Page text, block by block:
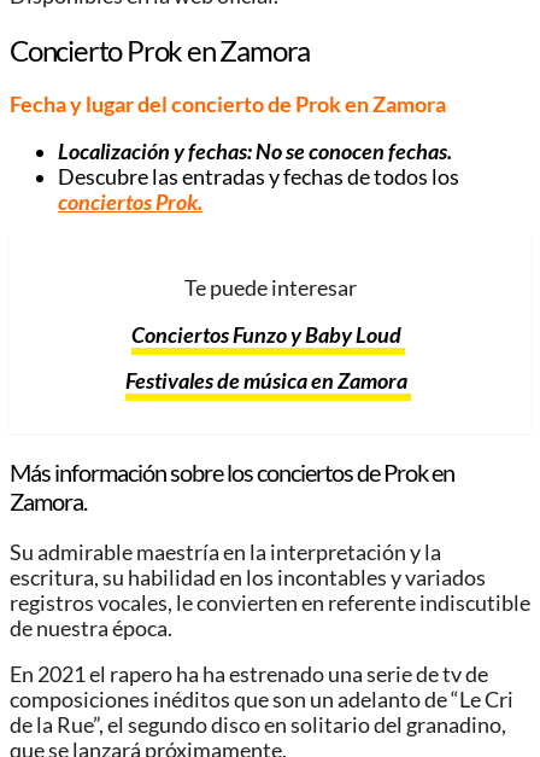
Concierto Prok en Zamora
Fecha y lugar del concierto de Prok en Zamora
Localización y fechas: No se conocen fechas.
Descubre las entradas y fechas de todos los
conciertos Prok.
Te puede interesar
Conciertos Funzo y Baby Loud
Festivales de música en Zamora
Más información sobre los conciertos de Prok en
Zamora.
Su admirable maestría en la interpretación y la
escritura, su habilidad en los incontables y variados
registros vocales, le convierten en referente indiscutible
de nuestra época.
En 2021 el rapero ha ha estrenado una serie de tv de
composiciones inéditos que son un adelanto de “Le Cri
de la Rue”, el segundo disco en solitario del granadino,
que se lanzará próximamente.